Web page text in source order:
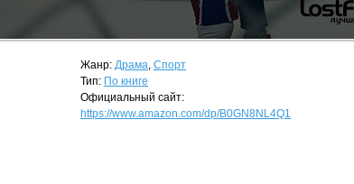
Жанр: Драма, Спорт
Тип: По книге
Официальный сайт:
https://www.amazon.com/dp/B0GN8NL4Q1